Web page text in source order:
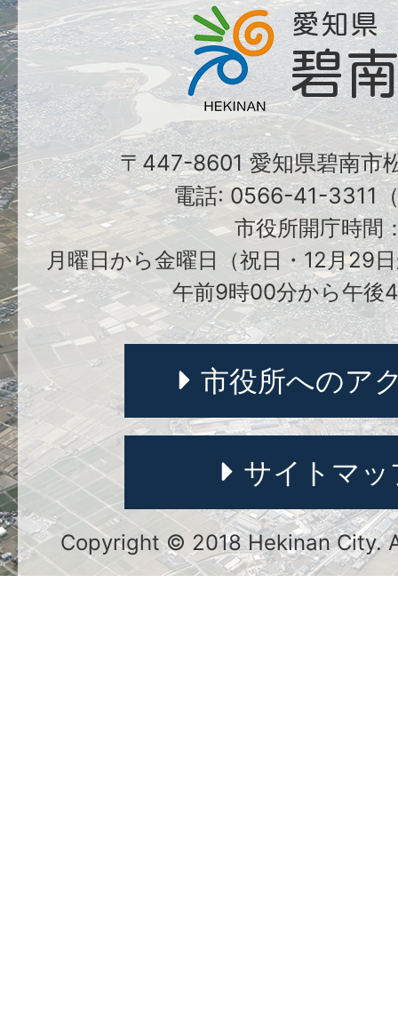
〒447-8601 愛知県碧南市
電話: 0566-41-3311
市役所開庁時間
月曜日から金曜日（祝日・12月29
午前9時00分から午後
市役所へのア
サイトマッ
Copyright © 2018 Hekinan City.